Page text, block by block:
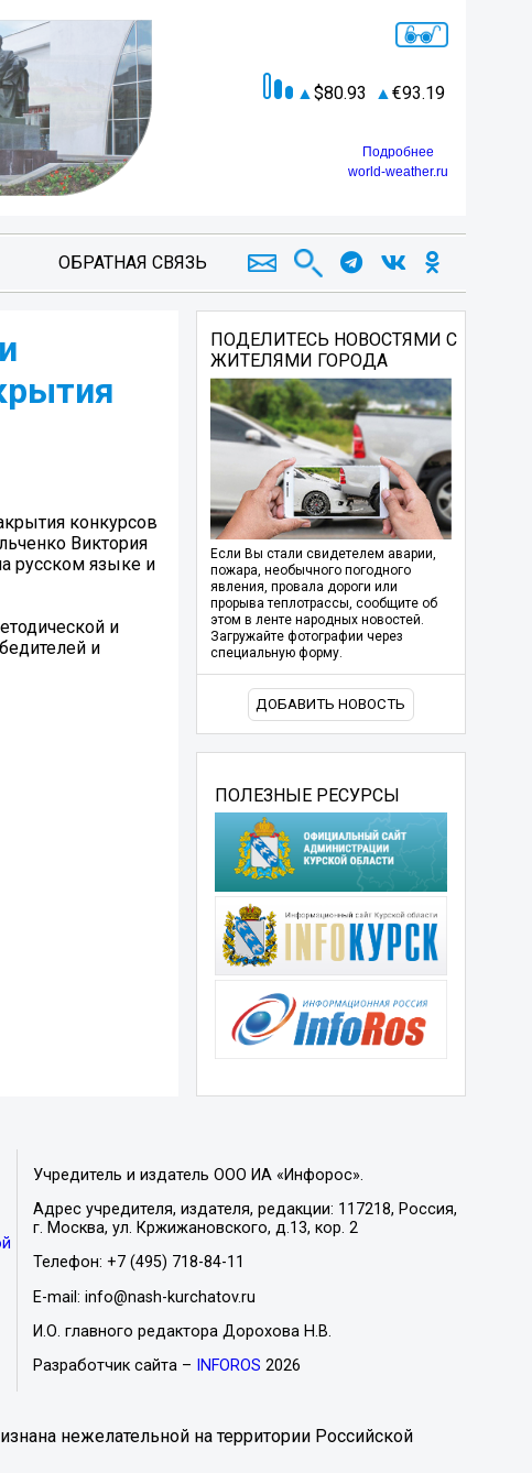
80.93 93.19
Подробнее
world-weather.ru
ОБРАТНАЯ СВЯЗЬ
конкурсов
Виктория
русском языке и
и
и
ПОДЕЛИТЕСЬ НОВОСТЯМИ С
ЖИТЕЛЯМИ ГОРОДА
Если Вы стали свидетелем аварии,
пожара, необычного погодного
явления, провала дороги или
прорыва теплотрассы, сообщите об
этом в ленте народных новостей.
Загружайте фотографии через
специальную форму.
ДОБАВИТЬ НОВОСТЬ
ПОЛЕЗНЫЕ РЕСУРСЫ
Учредитель и издатель ООО ИА «Инфорос».
Адрес учредителя, издателя, редакции: 117218, Россия,
г. Москва, ул. Кржижановского, д.13, кор. 2
Телефон: +7 (495) 718-84-11
E-mail: info@nash-kurchatov.ru
И.О. главного редактора Дорохова Н.В.
Разработчик сайта – INFOROS 2026
нежелательной на территории Российской